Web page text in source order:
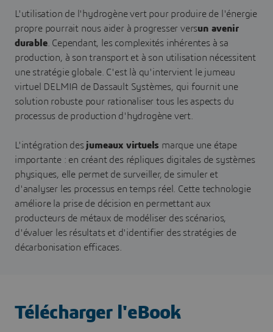
L'utilisation de l'hydrogène vert pour produire de l'énergie
propre pourrait nous aider à progresser versun avenir
durable. Cependant, les complexités inhérentes à sa
production, à son transport et à son utilisation nécessitent
une stratégie globale. C'est là qu'intervient le jumeau
virtuel DELMIA de Dassault Systèmes, qui fournit une
solution robuste pour rationaliser tous les aspects du
processus de production d'hydrogène vert.
L'intégration des jumeaux virtuels marque une étape
importante : en créant des répliques digitales de systèmes
physiques, elle permet de surveiller, de simuler et
d'analyser les processus en temps réel. Cette technologie
améliore la prise de décision en permettant aux
producteurs de métaux de modéliser des scénarios,
d'évaluer les résultats et d'identifier des stratégies de
décarbonisation efficaces.
Télécharger l'eBook